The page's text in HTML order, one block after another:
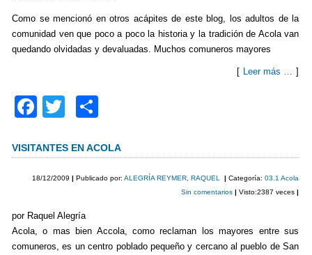
Como se mencionó en otros acápites de este blog, los adultos de la
comunidad ven que poco a poco la historia y la tradición de Acola van
quedando olvidadas y devaluadas. Muchos comuneros mayores
[ Leer más … ]
F
c
e
o
o
tt
er
m
p
VISITANTES EN ACOLA
18/12/2009 | Publicado por:ALEGRÍA REYMER, RAQUEL |Categoría:03.1 Acola
Sin comentarios| Visto:2387 veces|
por Raquel Alegría
Acola, o mas bien Accola, como reclaman los mayores entre sus
comuneros, es un centro poblado pequeño y cercano al pueblo de San